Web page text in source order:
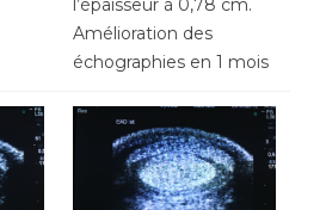
l’épaisseur à 0,78 cm.
Amélioration des
échographies en 1 mois